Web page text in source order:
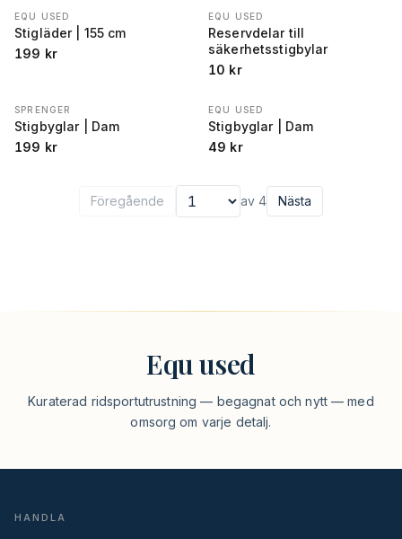
EQU USED
Stigläder | 155 cm
199 kr
EQU USED
Reservdelar till
säkerhetsstigbylar
10 kr
SPRENGER
Stigbyglar | Dam
199 kr
EQU USED
Stigbyglar | Dam
49 kr
Föregående Välj sida av 4 Nästa
Equ used
Kuraterad ridsportutrustning — begagnat och nytt — med
omsorg om varje detalj.
HANDLA